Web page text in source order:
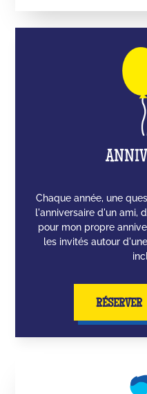
Chaque année, une
l'anniversaire d'un ami,
pour mon propre
les invités autour
RÉSERVER